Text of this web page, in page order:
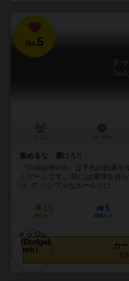
No.5
ド
集めるな、避けろ!!
『DodgeBomb』は手札の効果
くゲームです。 時には爆弾を自
り...!? シンプルなルールだけ...
15
興味あり
5
経験あり
カ